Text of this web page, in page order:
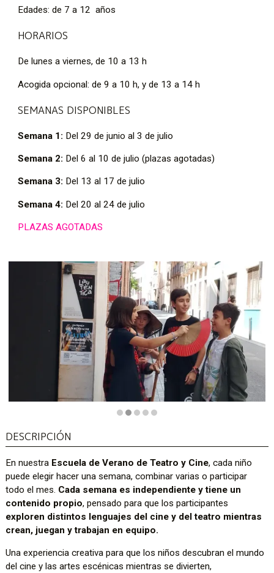
Edades: de 7 a 12 años
HORARIOS
De lunes a viernes, de 10 a 13 h
Acogida opcional: de 9 a 10 h, y de 13 a 14 h
SEMANAS DISPONIBLES
Semana 1: Del 29 de junio al 3 de julio
Semana 2: Del 6 al 10 de julio (plazas agotadas)
Semana 3: Del 13 al 17 de julio
Semana 4: Del 20 al 24 de julio
PLAZAS AGOTADAS
DESCRIPCIÓN
En nuestra Escuela de Verano de Teatro y Cine, cada niño
puede elegir hacer una semana, combinar varias o participar
todo el mes. Cada semana es independiente y tiene un
contenido propio, pensado para que los participantes
exploren distintos lenguajes del cine y del teatro mientras
crean, juegan y trabajan en equipo.
Una experiencia creativa para que los niños descubran el mundo
del cine y las artes escénicas mientras se divierten,